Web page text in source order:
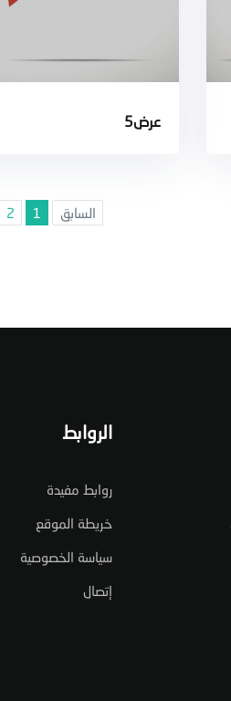
عرض5
السابق 1
2
الروابط
روابط مفيدة
خريطة الموقع
سياسة الخصوصية
إتصال